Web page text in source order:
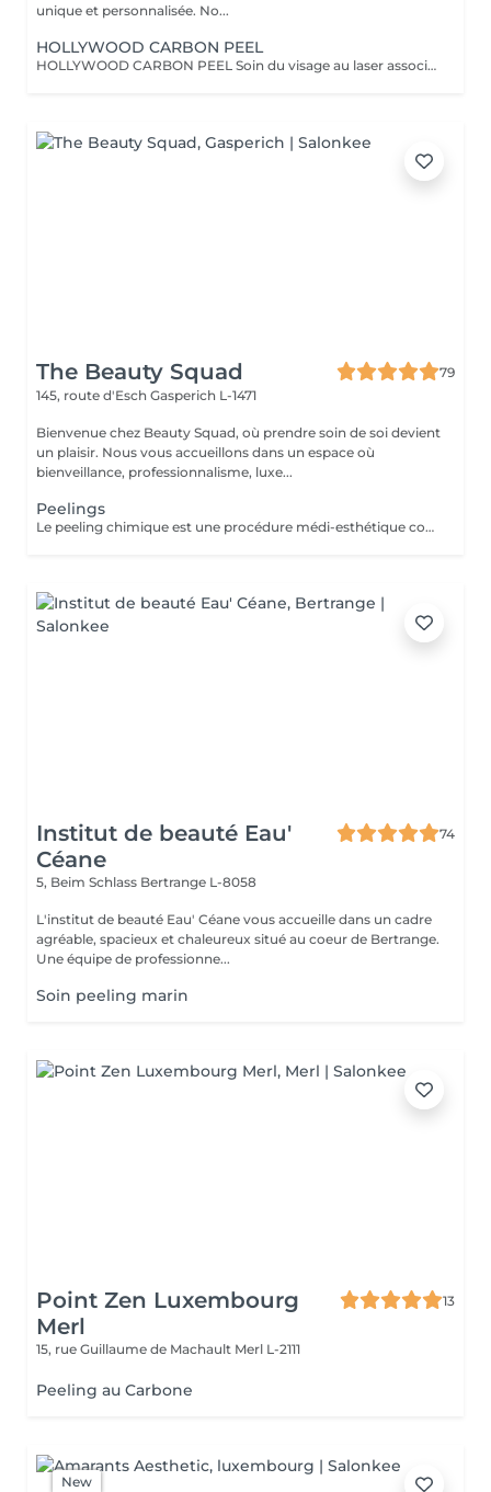
unique et personnalisée. No...
HOLLYWOOD CARBON PEEL
HOLLYWOOD CARBON PEEL Soin du visage au laser associé à un masque au carbone, conçu pour nettoyer la peau en profondeur, affiner le grain de peau et raviver l'éclat du teint. Particulièrement recommandé pour : Peau terne et manque d'éclat Peau mixte à grasse Excès de sébum Pores dilatés Grain de peau irrégulier Petites imperfections et points noirs Teint irrégulier Le carbone absorbe les impuretés, les cellules mortes et l'excès de sébum. Le passage du laser permet ensuite une exfoliation superficielle et laisse la peau plus nette, plus douce, plus lumineuse et visiblement rafraîchie. Une séance peut être réalisée pour un coup d'éclat avant un événement. Pour une amélioration progressive de la qualité de peau, une cure de 3 à 5 séances est généralement conseillée, espacées d'environ 4 semaines. Les résultats et le nombre de séances varient selon le type de peau et les problématiques traitées. À LIRE AVANT VOTRE SÉANCE Évitez toute exposition au soleil, aux UV et aux autobronzants pendant les 2 semaines avant et après la séance. Informez-nous si vous prenez un traitement médical photosensibilisant (Roaccutane®, certains antibiotiques ou autres médicaments augmentant la sensibilité de la peau). Traitement contre-indiqué pendant la grossesse. Merci de nous informer en cas de maladie de peau, d'herpès actif, d'infection cutanée, de plaie, de brûlure solaire ou de toute autre affection sur la zone à traiter. Ne pas utiliser de rétinol, d'acides exfoliants (AHA/BHA), de peeling chimique ou de produits irritants 5 à 7 jours avant et après la séance. Venir avec une peau propre, sans maquillage ni crème sur la zone à traiter. Une légère rougeur ou une sensation de chaleur après la séance est normale et disparaît généralement en quelques heures. Appliquer une protection solaire SPF 50 tous les jours après le traitement. Une cure de 3 à 5 séances, espacées d'environ 4 semaines, est généralement recommandée pour un résultat optimal. En cas de doute concernant votre état de santé ou votre traitement médical, contactez-nous avant votre rendez-vous.
The Beauty Squad
79
145, route d'Esch Gasperich L-1471
Bienvenue chez Beauty Squad, où prendre soin de soi devient
un plaisir. Nous vous accueillons dans un espace où
bienveillance, professionnalisme, luxe...
Peelings
Le peeling chimique est une procédure médi-esthétique consistant provoquer une régénération cutanée accélérée et contrôlée par l'application de puissants agents exfoliants permettant d'agir à différentes profondeurs. Son action sur le tissu cutané favorise l'élimination des couches externes de la peau dans le but de stimuler la production de collagène et d'élastine. 1 soin : 150€ Forfait 5 soins : 675€
Institut de beauté Eau'
Céane
74
5, Beim Schlass Bertrange L-8058
L'institut de beauté Eau' Céane vous accueille dans un cadre
agréable, spacieux et chaleureux situé au coeur de Bertrange.
Une équipe de professionne...
Soin peeling marin
Point Zen Luxembourg
Merl
13
15, rue Guillaume de Machault Merl L-2111
Peeling au Carbone
New